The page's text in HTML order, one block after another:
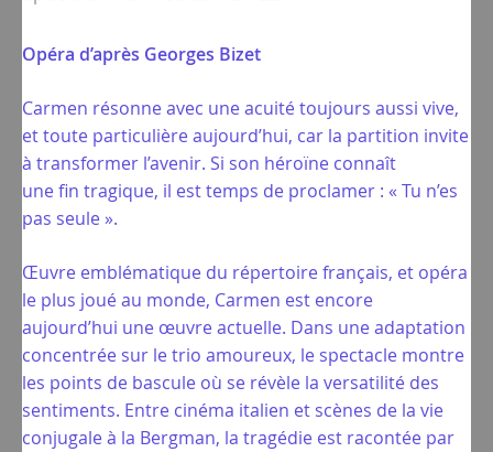
Opéra d’après Georges Bizet
Carmen résonne avec une acuité toujours aussi vive,
et toute particulière aujourd’hui, car la partition invite
à transformer l’avenir. Si son héroïne connaît
une fin tragique, il est temps de proclamer : « Tu n’es
pas seule ».
Œuvre emblématique du répertoire français, et opéra
le plus joué au monde, Carmen est encore
aujourd’hui une œuvre actuelle. Dans une adaptation
concentrée sur le trio amoureux, le spectacle montre
les points de bascule où se révèle la versatilité des
sentiments. Entre cinéma italien et scènes de la vie
conjugale à la Bergman, la tragédie est racontée par